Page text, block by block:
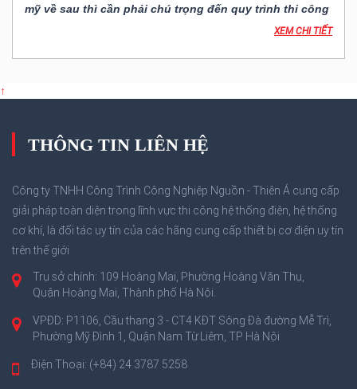
mỹ về sau thì cần phải chú trọng đến quy trình thi công
XEM CHI TIẾT
↑
THÔNG TIN LIÊN HỆ
Công ty TNHH Công Trình Công Nghiệp Nguồn - Thiên Á cung cấp
giải pháp toàn diện trong lĩnh vực thi công hệ thống điện, hệ thống
cơ khí, là đối tác uy tín của các hãng cung cấp thiết bị cơ điện uy tín
trên thế giới
Trụ sở chính: 109 Hoàng Mai, Phường Hoàng Văn Thụ,
Quận Hoàng Mai, Thành phố Hà Nội.
VPĐD: P1106, Cầu thang 3 - CT4 KĐT Sông Đà đường Mễ Trì,
Phường Mỹ Đình 1, Quận Nam Từ Liêm, TP Hà Nội
Điện Thoại: (+84) 24 3787 5258